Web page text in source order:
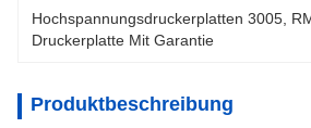
Hochspannungsdruckerplatten 3005
Druckerplatte Mit Garantie
Produktbeschreibung